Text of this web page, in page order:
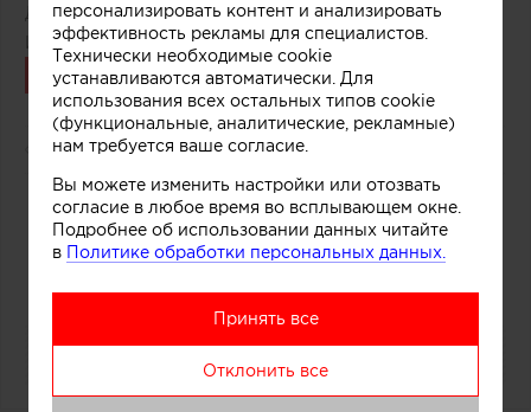
Дата публикации:26.02.2019
Источник: tk-lanskoy.ru
Связаться
1673 0
0
персонализировать контент и анализировать
эффективность рекламы для специалистов.
Технически необходимые cookie
устанавливаются автоматически. Для
использования всех остальных типов cookie
(функциональные, аналитические, рекламные)
нам требуется ваше согласие.
Вы можете изменить настройки или отозвать
согласие в любое время во всплывающем окне.
Подробнее об использовании данных читайте
в Политике обработки персональных данных.
Принять все
Отклонить все